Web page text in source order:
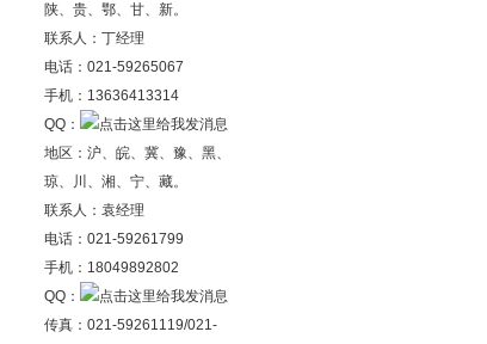
陕、贵、鄂、甘、新。
联系人：丁经理
电话：021-59265067
手机：13636413314
QQ：
地区：沪、皖、冀、豫、黑、
琼、川、湘、宁、藏。
联系人：袁经理
电话：021-59261799
手机：18049892802
QQ：
传真：021-59261119/021-